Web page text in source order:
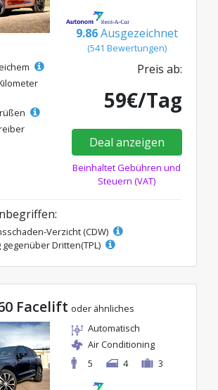
9.86 Ausgezeichnet
(541 Bewertungen)
Preis ab:
59€/Tag
Deal anzeigen
Beinhaltet Gebühren und
Steuern (VAT)
Verzicht (CDW)
Dritten(TPL)
Facelift oder ähnliches
Automatisch
Air Conditioning
5
4 3